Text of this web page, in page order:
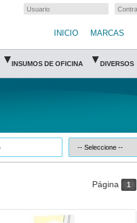
INICIO MARCAS
▾ INSUMOS DE OFICINA ▾ DIVERSOS
Página 1
P3M-BAN-6804-3M